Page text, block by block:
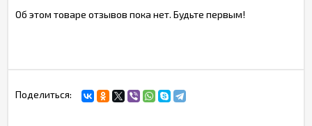
Об этом товаре отзывов пока нет. Будьте первым!
Поделиться: